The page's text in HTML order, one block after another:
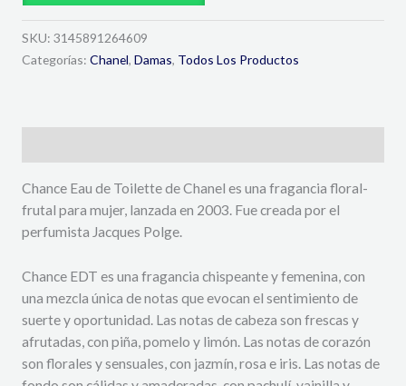
SKU: 3145891264609
Categorías: Chanel, Damas, Todos Los Productos
Chance Eau de Toilette de Chanel es una fragancia floral-
frutal para mujer, lanzada en 2003. Fue creada por el
perfumista Jacques Polge.
Chance EDT es una fragancia chispeante y femenina, con
una mezcla única de notas que evocan el sentimiento de
suerte y oportunidad. Las notas de cabeza son frescas y
afrutadas, con piña, pomelo y limón. Las notas de corazón
son florales y sensuales, con jazmín, rosa e iris. Las notas de